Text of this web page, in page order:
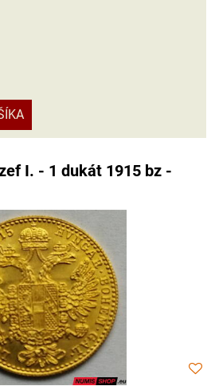
I. - 1 dukát 1915 bz -